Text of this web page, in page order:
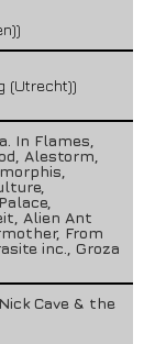
(Utrecht))
In Flames,
Alestorm,
Alien Ant
From
inc., Groza
Cave & the